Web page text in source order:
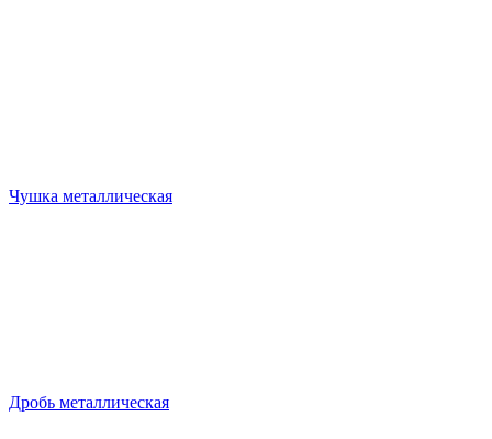
Чушка металлическая
Дробь металлическая